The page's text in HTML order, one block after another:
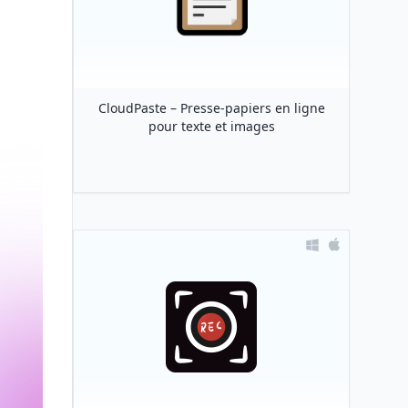
CloudPaste – Presse-papiers en ligne
pour texte et images